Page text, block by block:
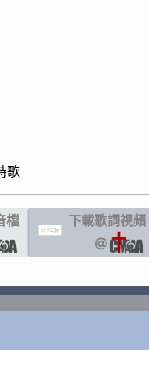
歌
檔
LYRIC
下載歌詞視頻
@